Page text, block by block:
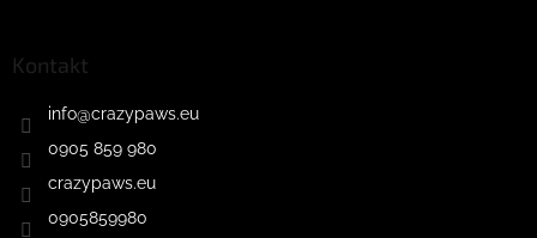
Kontakt
info@crazypaws.eu
0905 859 980
crazypaws.eu
0905859980